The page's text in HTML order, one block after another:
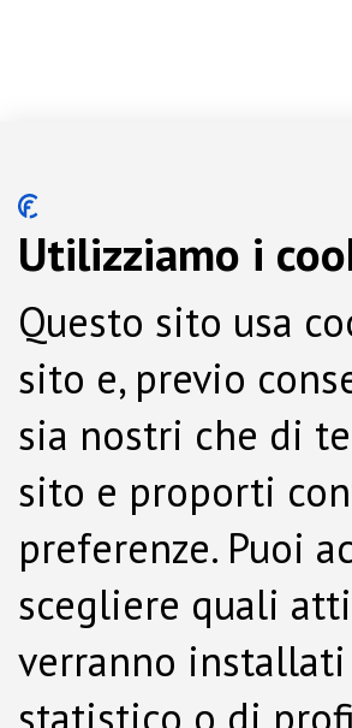
Utilizziamo i
Questo sito usa
sito e, previo
sia nostri che di
sito e proporti
preferenze. Puoi
scegliere quali
verranno
statistico o di